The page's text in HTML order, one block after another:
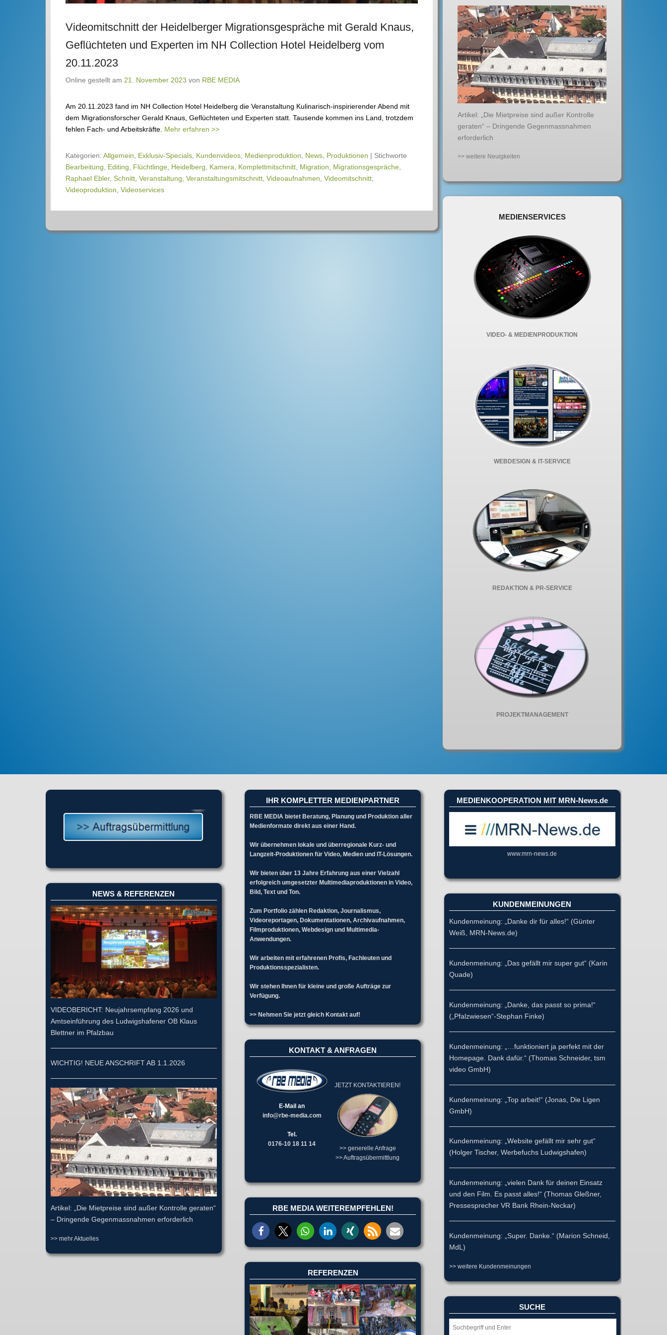
Videomitschnitt der Heidelberger Migrationsgespräche mit Gerald Knaus,
Geflüchteten und Experten im NH Collection Hotel Heidelberg vom
20.11.2023
Online gestellt am 21. November 2023 von RBE MEDIA
Am 20.11.2023 fand im NH Collection Hotel Heidelberg die Veranstaltung Kulinarisch-inspirierender Abend mit
dem Migrationsforscher Gerald Knaus, Geflüchteten und Experten statt. Tausende kommen ins Land, trotzdem
fehlen Fach- und Arbeitskräfte. Mehr erfahren >>
Kategorien: Allgemein Exklusiv-Specials Kundenvideos Medienproduktion News Produktionen | Stichworte
Bearbeitung
Editing Flüchtlinge Heidelberg Kamera Komplettmitschnitt Migration Migrationsgespräche
Raphael Ebler, Schnitt Veranstaltung Veranstaltungsmitschnitt Videoaufnahmen Videomitschnitt
Videoproduktion Videoservices
Artikel: „Die Mietpreise sind außer Kontrolle
geraten“ – Dringende Gegenmassnahmen
erforderlich
>> weitere Neuigkeiten
MEDIENSERVICES
VIDEO- & MEDIENPRODUKTION
WEBDESIGN & IT-SERVICE
REDAKTION & PR-SERVICE
PROJEKTMANAGEMENT
NEWS & REFERENZEN
VIDEOBERICHT: Neujahrsempfang 2026 und
Amtseinführung des Ludwigshafener OB Klaus
Blettner im Pfalzbau
WICHTIG! NEUE ANSCHRIFT AB 1.1.2026
Artikel: „Die Mietpreise sind außer Kontrolle geraten“
– Dringende Gegenmassnahmen erforderlich
>> mehr Aktuelles
IHR KOMPLETTER MEDIENPARTNER
RBE MEDIA bietet Beratung, Planung und Produktion aller
Medienformate direkt aus einer Hand.
Wir übernehmen lokale und überregionale Kurz- und
Langzeit-Produktionen für Video, Medien und IT-Lösungen.
Wir bieten über 13 Jahre Erfahrung aus einer Vielzahl
erfolgreich umgesetzter Multimediaproduktionen in Video,
Bild, Text und Ton.
Zum Portfolio zählen Redaktion, Journalismus,
Videoreportagen, Dokumentationen, Archivaufnahmen,
Filmproduktionen, Webdesign und Multimedia-
Anwendungen.
Wir arbeiten mit erfahrenen Profis, Fachleuten und
Produktionsspezialisten.
Wir stehen Ihnen für kleine und große Aufträge zur
Verfügung.
>> Nehmen Sie jetzt gleich Kontakt auf!
KONTAKT & ANFRAGEN
E-Mail an
info@rbe-media.com
Tel.
0176-10 18 11 14
JETZT KONTAKTIEREN!
>> generelle Anfrage
>> Auftragsübermittlung
RBE MEDIA WEITEREMPFEHLEN!
REFERENZEN
MEDIENKOOPERATION MIT MRN-News.de
www.mrn-news.de
KUNDENMEINUNGEN
Kundenmeinung: „Danke dir für alles!“ (Günter
Weiß, MRN-News.de)
Kundenmeinung: „Das gefällt mir super gut“ (Karin
Quade)
Kundenmeinung: „Danke, das passt so prima!“
(„Pfalzwiesen“-Stephan Finke)
Kundenmeinung: „…funktioniert ja perfekt mit der
Homepage. Dank dafür.“ (Thomas Schneider, tsm
video GmbH)
Kundenmeinung: „Top arbeit!“ (Jonas, Die Ligen
GmbH)
Kundenmeinung: „Website gefällt mir sehr gut“
(Holger Tischer, Werbefuchs Ludwigshafen)
Kundenmeinung: „vielen Dank für deinen Einsatz
und den Film. Es passt alles!“ (Thomas Gleßner,
Pressesprecher VR Bank Rhein-Neckar)
Kundenmeinung: „Super. Danke.“ (Marion Schneid,
MdL)
>> weitere Kundenmeinungen
SUCHE